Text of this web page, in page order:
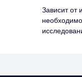
Зависит от